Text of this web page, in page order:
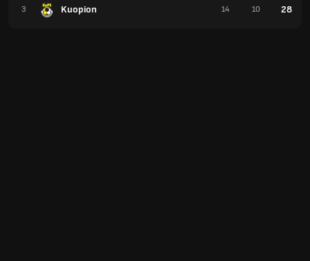
3 Kuopion 14 10 28